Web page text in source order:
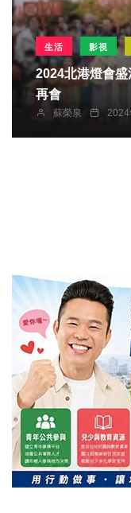
生活 影視
2024北港燈會
再會
蘇榮泉 2024